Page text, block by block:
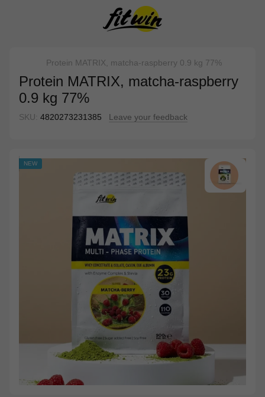
Protein MATRIX, matcha-raspberry 0.9 kg 77%
Protein MATRIX, matcha-raspberry
0.9 kg 77%
SKU: 4820273231385 Leave your feedback
NEW